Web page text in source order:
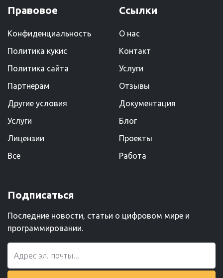
Правовое
Конфиденциальность
Политика кукис
Политика сайта
Партнерам
Другие условия
Услуги
Лицензии
Все
Ссылки
О нас
Kонтакт
Услуги
Отзывы
Документация
Блог
Проекты
Работа
Подписаться
Последние новости, статьи о цифровом мире и
программировании.